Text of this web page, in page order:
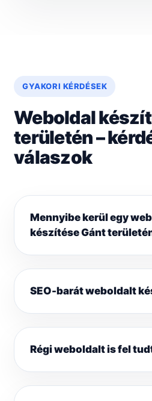
GYAKORI KÉRDÉSEK
Weboldal
területén –
válaszok
Mennyibe kerül egy
készítése Gánt
SEO-barát weboldalt
Régi weboldalt is fel